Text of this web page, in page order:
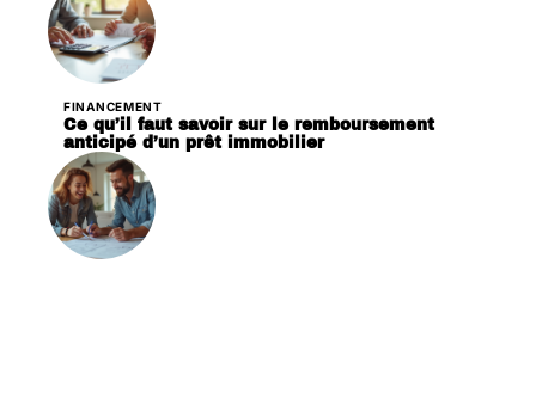
FINANCEMENT
Ce qu’il faut savoir sur le remboursement
anticipé d’un prêt immobilier